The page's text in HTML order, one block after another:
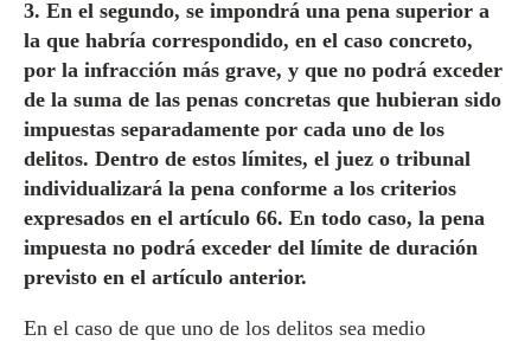
3. En el segundo, se impondrá una pena superior a
la que habría correspondido, en el caso concreto,
por la infracción más grave, y que no podrá exceder
de la suma de las penas concretas que hubieran sido
impuestas separadamente por cada uno de los
delitos. Dentro de estos límites, el juez o tribunal
individualizará la pena conforme a los criterios
expresados en el artículo 66. En todo caso, la pena
impuesta no podrá exceder del límite de duración
previsto en el artículo anterior.
En el caso de que uno de los delitos sea medio